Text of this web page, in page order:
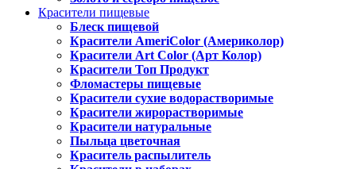
Красители пищевые
Блеск пищевой
Красители AmeriColor (Америколор)
Красители Art Color (Арт Колор)
Красители Топ Продукт
Фломастеры пищевые
Красители сухие водорастворимые
Красители жирорастворимые
Красители натуральные
Пыльца цветочная
Краситель распылитель